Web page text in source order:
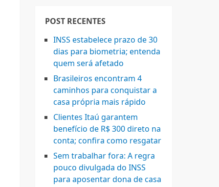
POST RECENTES
INSS estabelece prazo de 30
dias para biometria; entenda
quem será afetado
Brasileiros encontram 4
caminhos para conquistar a
casa própria mais rápido
Clientes Itaú garantem
benefício de R$ 300 direto na
conta; confira como resgatar
Sem trabalhar fora: A regra
pouco divulgada do INSS
para aposentar dona de casa